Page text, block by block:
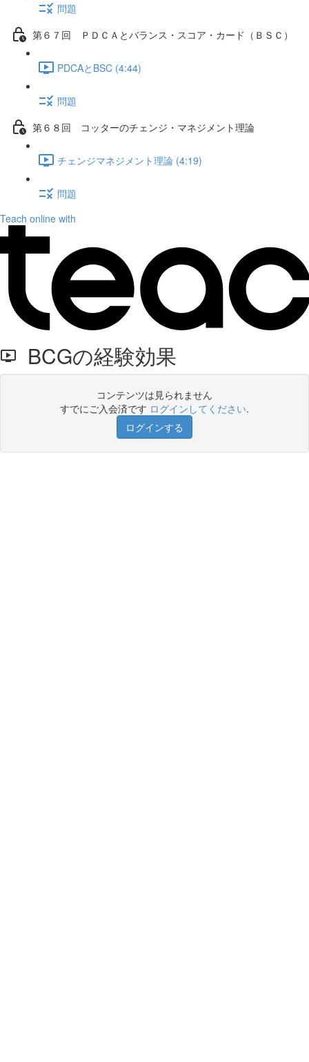
問題
第６７回 ＰＤＣＡとバランス・スコア・カード（ＢＳＣ）
PDCAとBSC (4:44)
問題
第６８回 コッターのチェンジ・マネジメント理論
チェンジマネジメント理論 (4:19)
問題
Teach online with
BCGの経験効果
コンテンツは見られません
すでにご入会済です ログインしてください.
ログインする